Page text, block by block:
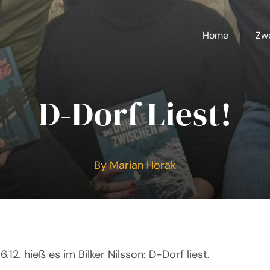
Home
D-Dorf Liest!
By Marian Horak
hieß es im Bilker Nilsson: D-Dorf liest.